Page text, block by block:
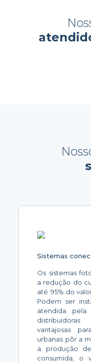
Sistemas
Os sistemas
a redução do
até 95% do
Podem ser
atendida
vantajosas
urbanas pôr a
a produção
consumida, o